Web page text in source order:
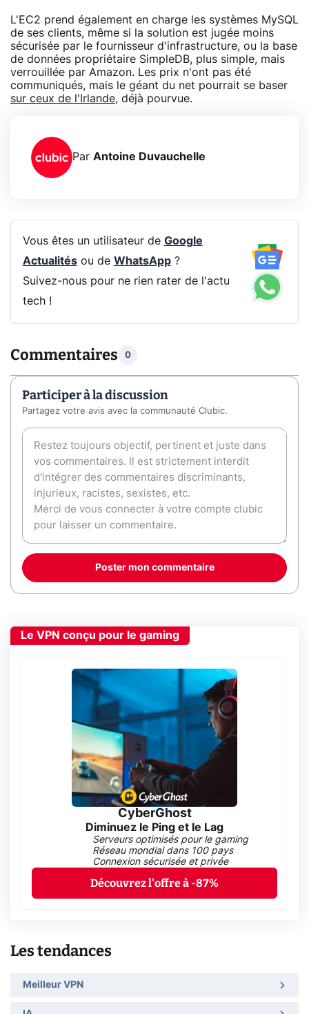
L'EC2 prend également en charge les systèmes MySQL
de ses clients, même si la solution est jugée moins
sécurisée par le fournisseur d'infrastructure, ou la base
de données propriétaire SimpleDB, plus simple, mais
verrouillée par Amazon. Les prix n'ont pas été
communiqués, mais le géant du net pourrait se baser
sur ceux de l'Irlande, déjà pourvue.
Par Antoine Duvauchelle
Vous êtes un utilisateur de Google
Actualitésou de WhatsApp?
Suivez-nous pour ne rien rater de l'actu
tech !
Commentaires 0
Participer à la discussion
Partagez votre avis avec la communauté Clubic.
Poster mon commentaire
Le VPN conçu pour le gaming
CyberGhost
Diminuez le Ping et le Lag
Serveurs optimisés pour le gaming
Réseau mondial dans 100 pays
Connexion sécurisée et privée
Découvrez l'offre à -87%
Les tendances
Meilleur VPN